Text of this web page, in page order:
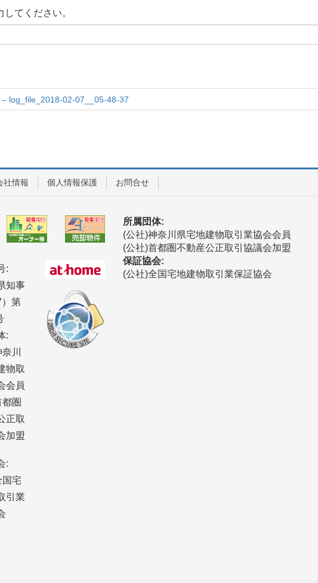
してください。
log_file_2018-02-07__05-48-37
社情報 個人情報保護 お問合せ
:
知事
第
:
川
物取
会員
圏
正取
加盟
:
国宅
引業
所属団体:
(公社)神奈川県宅地建物取引業協会会員
(公社)首都圏不動産公正取引協議会加盟
保証協会:
(公社)全国宅地建物取引業保証協会